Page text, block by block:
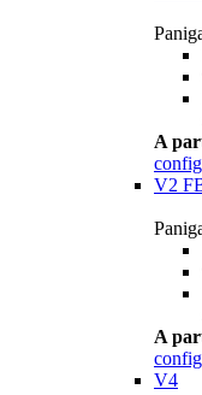
A
V2
A
V4